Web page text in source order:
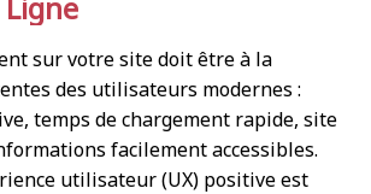
sur votre site doit être à la
des utilisateurs modernes :
temps de chargement rapide, site
facilement accessibles.
utilisateur (UX) positive est